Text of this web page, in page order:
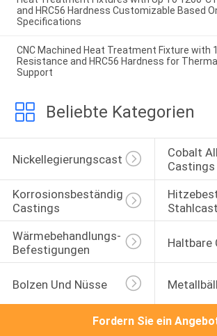
and HRC56 Hardness Customizable Based
Specifications
CNC Machined Heat Treatment Fixture with
Resistance and HRC56 Hardness for
Support
Beliebte Kategorien
Nickellegierungscasting
Cobalt
Castings
Korrosionsbeständige
Castings
Wärmebehandlungs-
Befestigungen
Haltbare
Bolzen Und Nüsse
Fordern Sie ein